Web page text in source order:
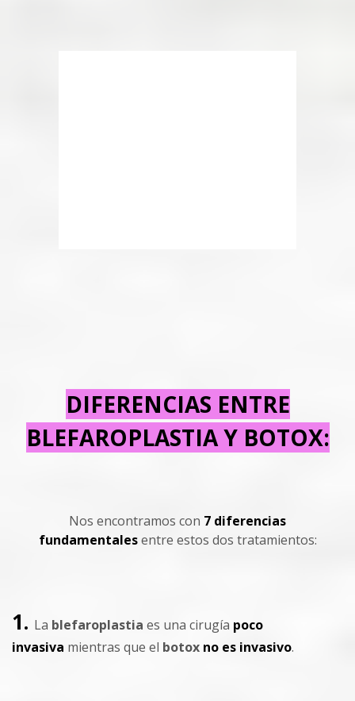
DIFERENCIAS ENTRE
BLEFAROPLASTIA Y BOTOX:
Nos encontramos con 7 diferencias
fundamentalesentre estos dos tratamientos:
1. La blefaroplastia es una cirugía poco
invasiva mientras que el botox no es invasivo.